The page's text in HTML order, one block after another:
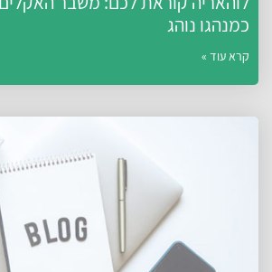
כמנהגו נוהג
קרא עוד »